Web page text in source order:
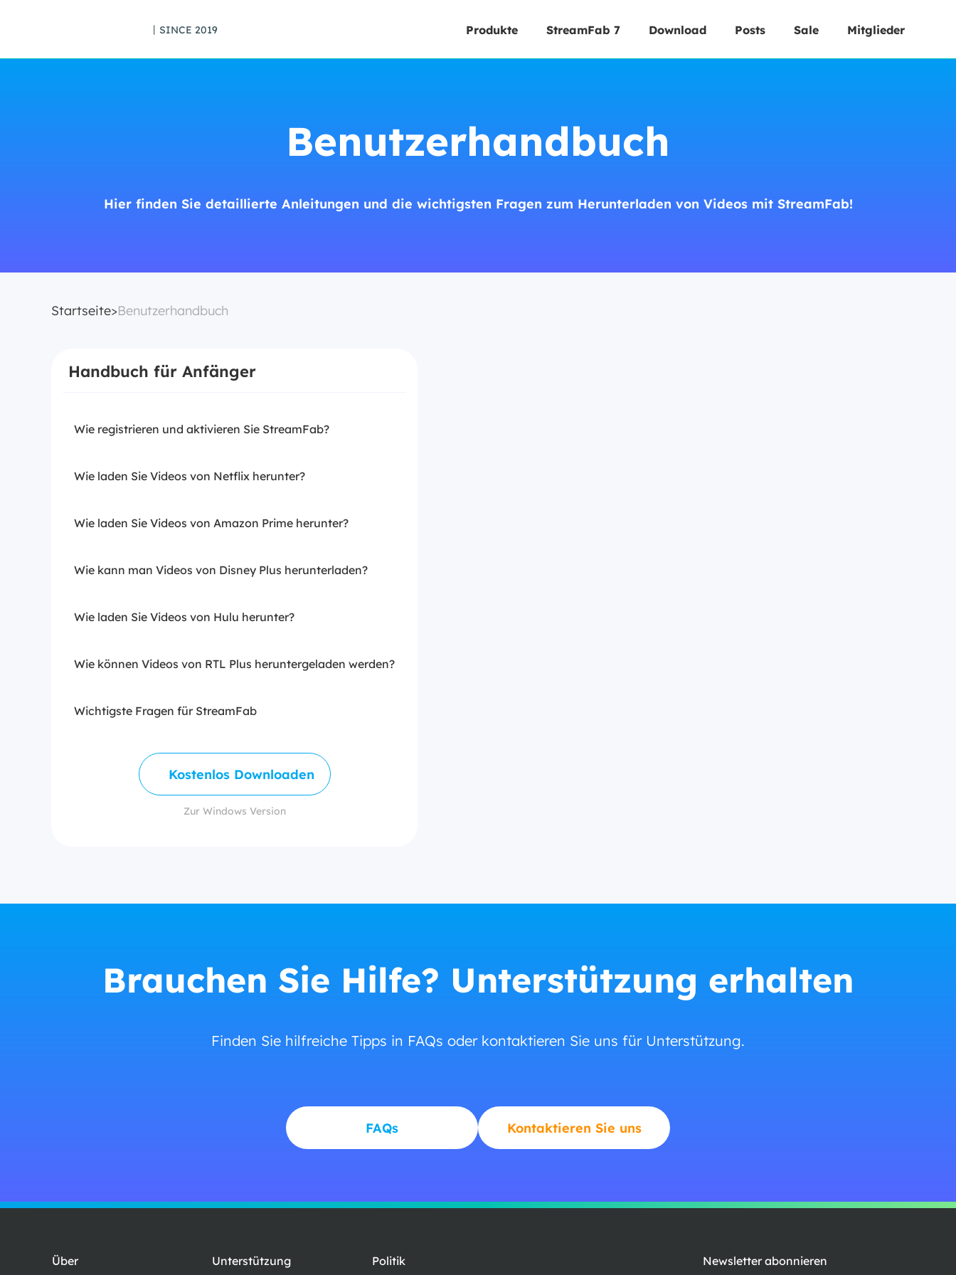
丨SINCE 2019 Produkte StreamFab 7 Download Posts Sale Mitglieder
Benutzerhandbuch
Hier finden Sie detaillierte Anleitungen und die wichtigsten Fragen zum Herunterladen von Videos mit StreamFab!
Startseite>Benutzerhandbuch
Handbuch für Anfänger
Wie registrieren und aktivieren Sie StreamFab?
Wie laden Sie Videos von Netflix herunter?
Wie laden Sie Videos von Amazon Prime herunter?
Wie kann man Videos von Disney Plus herunterladen?
Wie laden Sie Videos von Hulu herunter?
Wie können Videos von RTL Plus heruntergeladen werden?
Wichtigste Fragen für StreamFab
Kostenlos Downloaden
Zur Windows Version
Brauchen Sie Hilfe? Unterstützung erhalten
Finden Sie hilfreiche Tipps in FAQs oder kontaktieren Sie uns für Unterstützung.
FAQs Kontaktieren Sie uns
Über Unterstützung Politik Newsletter abonnieren